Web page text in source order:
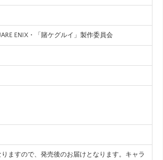
ENIX・「賭ケグルイ」製作委員会
ますので、発売後のお届けとなります。キャラ